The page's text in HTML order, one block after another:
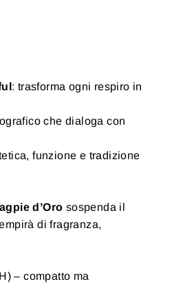
: trasforma ogni respiro in
che dialoga con
funzione e tradizione
d’Oro sospenda il
di fragranza,
– compatto ma